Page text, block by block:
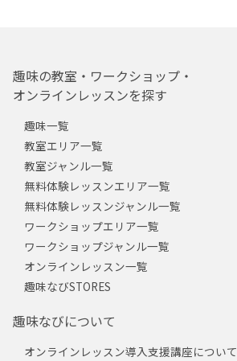
趣味の教室・ワークショップ・
オンラインレッスンを探す
趣味一覧
教室エリア一覧
教室ジャンル一覧
無料体験レッスンエリア一覧
無料体験レッスンジャンル一覧
ワークショップエリア一覧
ワークショップジャンル一覧
オンラインレッスン一覧
趣味なびSTORES
趣味なびについて
オンラインレッスン導入支援講座について